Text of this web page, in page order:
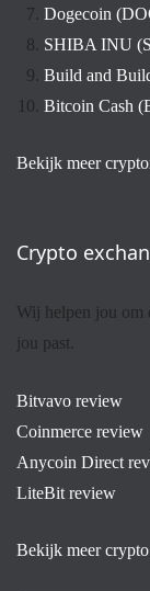
Dogecoin
SHIBA INU
Build and
Bitcoin Cash
Bekijk meer
Crypto
Wij helpen jou om
jou past.
Bitvavo review
Coinmerce review
Anycoin Direct
LiteBit review
Bekijk meer crypto